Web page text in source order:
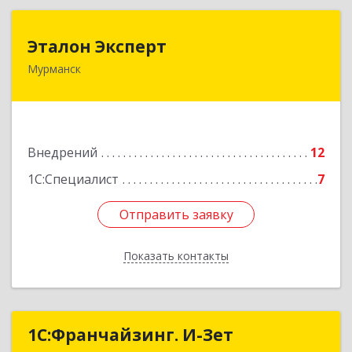
Эталон Эксперт
Мурманск
Внедрений
12
1С:Специалист
7
Отправить заявку
Показать контакты
Отправить заявку
Назад
1С:Франчайзинг. И-Зет
1С:Франчайзинг. И-Зет